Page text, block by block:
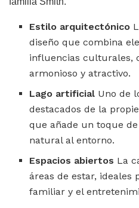
Estilo arquitectónico
diseño que combina
influencias culturales,
armonioso y atractivo.
Lago artificial Uno de
destacados de la
que añade un toque
natural al entorno.
Espacios abiertos La
áreas de estar, ideales
familiar y el